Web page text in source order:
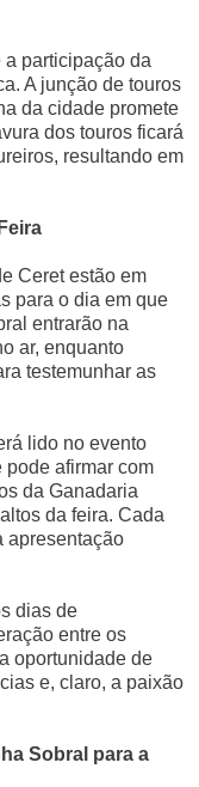
a participação da
A junção de touros
da cidade promete
dos touros ficará
resultando em
Ceret estão em
para o dia em que
entrarão na
ar, enquanto
testemunhar as
lido no evento
pode afirmar com
da Ganadaria
da feira. Cada
apresentação
dias de
entre os
oportunidade de
e, claro, a paixão
Sobral para a